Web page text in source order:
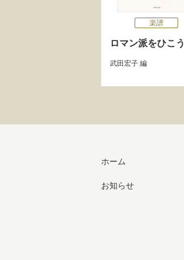
楽譜
ロマン派をひこう
武田宏子 編
ホーム
お知らせ